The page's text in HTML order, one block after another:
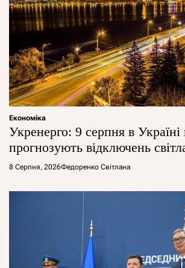
Економіка
Укренерго: 9 серпня в Україні
прогнозують відключень
8 Серпня, 2026Федоренко Світлана